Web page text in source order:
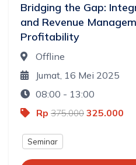
Bridging the Gap:
and Revenue
Profitability
Offline
Jumat, 16 Mei 2025
08:00 - 13:00
Rp 375.000 325.000
Seminar